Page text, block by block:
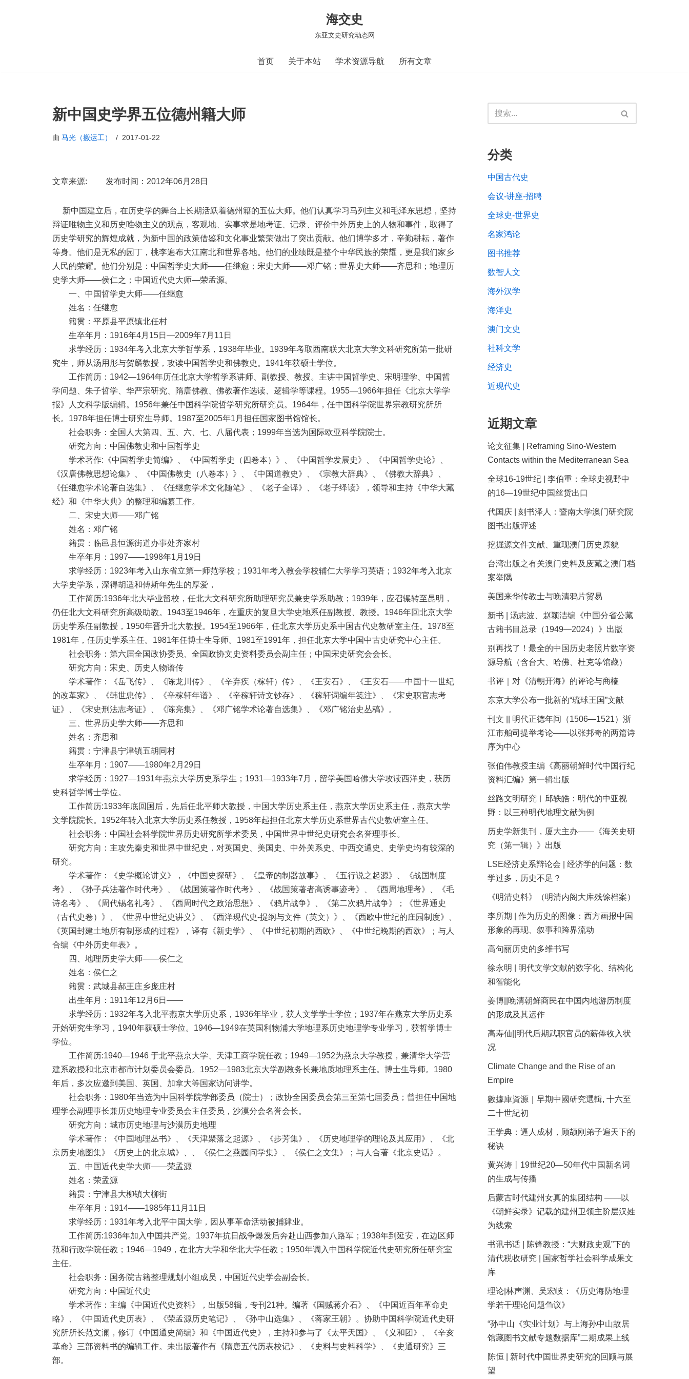
海交史
东亚文史研究动态网
首页 关于本站 学术资源导航 所有文章
新中国史学界五位德州籍大师
由 马光（搬运工） 2017-01-22
文章来源: 发布时间：2012年06月28日
新中国建立后，在历史学的舞台上长期活跃着德州籍的五位大师。他们认真学习马列主义和毛泽东思想，坚持
辩证唯物主义和历史唯物主义的观点，客观地、实事求是地考证、记录、评价中外历史上的人物和事件，取得了
历史学研究的辉煌成就，为新中国的政策借鉴和文化事业繁荣做出了突出贡献。他们博学多才，辛勤耕耘，著作
等身。他们是无私的园丁，桃李遍布大江南北和世界各地。他们的业绩既是整个中华民族的荣耀，更是我们家乡
人民的荣耀。他们分别是：中国哲学史大师——任继愈；宋史大师——邓广铭；世界史大师——齐思和；地理历
史学大师——侯仁之；中国近代史大师—荣孟源。
一、中国哲学史大师——任继愈
姓名：任继愈
籍贯：平原县平原镇北任村
生卒年月：1916年4月15日—2009年7月11日
求学经历：1934年考入北京大学哲学系，1938年毕业。1939年考取西南联大北京大学文科研究所第一批研
究生，师从汤用彤与贺麟教授，攻读中国哲学史和佛教史。1941年获硕士学位。
工作简历：1942—1964年历任北京大学哲学系讲师、副教授、教授。主讲中国哲学史、宋明理学、中国哲
学问题、朱子哲学、华严宗研究、隋唐佛教、佛教著作选读、逻辑学等课程。1955—1966年担任《北京大学学
报》人文科学版编辑。1956年兼任中国科学院哲学研究所研究员。1964年，任中国科学院世界宗教研究所所
长。1978年担任博士研究生导师。1987至2005年1月担任国家图书馆馆长。
社会职务：全国人大第四、五、六、七、八届代表；1999年当选为国际欧亚科学院院士。
研究方向：中国佛教史和中国哲学史
学术著作:《中国哲学史简编》、《中国哲学史（四卷本）》、《中国哲学发展史》、《中国哲学史论》、
《汉唐佛教思想论集》、《中国佛教史（八卷本）》、《中国道教史》、《宗教大辞典》、《佛教大辞典》、
《任继愈学术论著自选集》、《任继愈学术文化随笔》、《老子全译》、《老子绎读》，领导和主持《中华大藏
经》和《中华大典》的整理和编纂工作。
二、宋史大师——邓广铭
姓名：邓广铭
籍贯：临邑县恒源街道办事处齐家村
生卒年月：1997——1998年1月19日
求学经历：1923年考入山东省立第一师范学校；1931年考入教会学校辅仁大学学习英语；1932年考入北京
大学史学系，深得胡适和傅斯年先生的厚爱，
工作简历:1936年北大毕业留校，任北大文科研究所助理研究员兼史学系助教；1939年，应召辗转至昆明，
仍任北大文科研究所高级助教。1943至1946年，在重庆的复旦大学史地系任副教授、教授。1946年回北京大学
历史学系任副教授，1950年晋升北大教授。1954至1966年，任北京大学历史系中国古代史教研室主任。1978至
1981年，任历史学系主任。1981年任博士生导师。1981至1991年，担任北京大学中国中古史研究中心主任。
社会职务：第六届全国政协委员、全国政协文史资料委员会副主任；中国宋史研究会会长。
研究方向：宋史、历史人物谱传
学术著作：《岳飞传》、《陈龙川传》、《辛弃疾（稼轩）传》、《王安石》、《王安石——中国十一世纪
的改革家》、《韩世忠传》、《辛稼轩年谱》、《辛稼轩诗文钞存》、《稼轩词编年笺注》、《宋史职官志考
证》、《宋史刑法志考证》、《陈亮集》、《邓广铭学术论著自选集》、《邓广铭治史丛稿》。
三、世界历史学大师——齐思和
姓名：齐思和
籍贯：宁津县宁津镇五胡同村
生卒年月：1907——1980年2月29日
求学经历：1927—1931年燕京大学历史系学生；1931—1933年7月，留学美国哈佛大学攻读西洋史，获历
史科哲学博士学位。
工作简历:1933年底回国后，先后任北平师大教授，中国大学历史系主任，燕京大学历史系主任，燕京大学
文学院院长。1952年转入北京大学历史系任教授，1958年起担任北京大学历史系世界古代史教研室主任。
社会职务：中国社会科学院世界历史研究所学术委员，中国世界中世纪史研究会名誉理事长。
研究方向：主攻先秦史和世界中世纪史，对英国史、美国史、中外关系史、中西交通史、史学史均有较深的
研究。
学术著作：《史学概论讲义》，《中国史探研》、《皇帝的制器故事》、《五行说之起源》、《战国制度
考》、《孙子兵法著作时代考》、《战国策著作时代考》、《战国策著者高诱事迹考》、《西周地理考》、《毛
诗名考》、《周代锡名礼考》、《西周时代之政治思想》、《鸦片战争》、《第二次鸦片战争》；《世界通史
（古代史卷）》、《世界中世纪史讲义》、《西洋现代史-提纲与文件（英文）》、《西欧中世纪的庄园制度》、
《英国封建土地所有制形成的过程》，译有《新史学》、《中世纪初期的西欧》、《中世纪晚期的西欧》；与人
合编《中外历史年表》。
四、地理历史学大师——侯仁之
姓名：侯仁之
籍贯：武城县郝王庄乡庞庄村
出生年月：1911年12月6日——
求学经历：1932年考入北平燕京大学历史系，1936年毕业，获人文学学士学位；1937年在燕京大学历史系
开始研究生学习，1940年获硕士学位。1946—1949在英国利物浦大学地理系历史地理学专业学习，获哲学博士
学位。
工作简历:1940—1946 于北平燕京大学、天津工商学院任教；1949—1952为燕京大学教授，兼清华大学营
建系教授和北京市都市计划委员会委员。1952—1983北京大学副教务长兼地质地理系主任。博士生导师。1980
年后，多次应邀到美国、英国、加拿大等国家访问讲学。
社会职务：1980年当选为中国科学院学部委员（院士）；政协全国委员会第三至第七届委员；曾担任中国地
理学会副理事长兼历史地理专业委员会主任委员，沙漠分会名誉会长。
研究方向：城市历史地理与沙漠历史地理
学术著作：《中国地理丛书》、《天津聚落之起源》、《步芳集》、《历史地理学的理论及其应用》、《北
京历史地图集》《历史上的北京城》、、《侯仁之燕园问学集》、《侯仁之文集》；与人合著《北京史话》。
五、中国近代史学大师——荣孟源
姓名：荣孟源
籍贯：宁津县大柳镇大柳街
生卒年月：1914——1985年11月11日
求学经历：1931年考入北平中国大学，因从事革命活动被捕肄业。
工作简历:1936年加入中国共产党。1937年抗日战争爆发后奔赴山西参加八路军；1938年到延安，在边区师
范和行政学院任教；1946—1949，在北方大学和华北大学任教；1950年调入中国科学院近代史研究所任研究室
主任。
社会职务：国务院古籍整理规划小组成员，中国近代史学会副会长。
研究方向：中国近代史
学术著作：主编《中国近代史资料》，出版58辑，专刊21种。编著《国贼蒋介石》、《中国近百年革命史
略》、《中国近代史历表》、《荣孟源历史笔记》、《孙中山选集》、《蒋家王朝》。协助中国科学院近代史研
究所所长范文澜，修订《中国通史简编》和《中国近代史》，主持和参与了《太平天国》、《义和团》、《辛亥
革命》三部资料书的编辑工作。未出版著作有《隋唐五代历表校记》、《史料与史料科学》、《史通研究》三
部。
分类
中国古代史
会议-讲座-招聘
全球史-世界史
名家鸿论
图书推荐
数智人文
海外汉学
海洋史
澳门文史
社科文学
经济史
近现代史
近期文章
论文征集 | Reframing Sino-Western
Contacts within the Mediterranean Sea
全球16-19世纪 | 李伯重：全球史视野中
的16—19世纪中国丝货出口
代国庆 | 刻书泽人：暨南大学澳门研究院
图书出版评述
挖掘源文件文献、重现澳门历史原貌
台湾出版之有关澳门史料及庋藏之澳门档
案举隅
美国来华传教士与晚清鸦片贸易
新书 | 汤志波、赵颖洁编《中国分省公藏
古籍书目总录（1949—2024）》出版
别再找了！最全的中国历史老照片数字资
源导航（含台大、哈佛、杜克等馆藏）
书评｜对《清朝开海》的评论与商榷
东京大学公布一批新的“琉球王国”文献
刊文 || 明代正德年间（1506—1521）浙
江市舶司提举考论——以张邦奇的两篇诗
序为中心
张伯伟教授主编《高丽朝鲜时代中国行纪
资料汇编》第一辑出版
丝路文明研究︱邱轶皓：明代的中亚视
野：以三种明代地理文献为例
历史学新集刊，厦大主办——《海关史研
究（第一辑）》出版
LSE经济史系辩论会 | 经济学的问题：数
学过多，历史不足？
《明清史料》（明清内阁大库残馀档案）
李所期 | 作为历史的图像：西方画报中国
形象的再现、叙事和跨界流动
高句丽历史的多维书写
徐永明 | 明代文学文献的数字化、结构化
和智能化
姜博||晚清朝鲜商民在中国内地游历制度
的形成及其运作
高寿仙||明代后期武职官员的薪俸收入状
况
Climate Change and the Rise of an
Empire
數據庫資源｜早期中國研究選輯, 十六至
二十世紀初
王学典：逼人成材，顾颉刚弟子遍天下的
秘诀
黄兴涛丨19世纪20—50年代中国新名词
的生成与传播
后蒙古时代建州女真的集团结构 ——以
《朝鲜实录》记载的建州卫领主阶层汉姓
为线索
书讯书话 | 陈锋教授：“大财政史观”下的
清代税收研究 | 国家哲学社会科学成果文
库
理论|林声渊、吴宏岐：《历史海防地理
学若干理论问题刍议》
“孙中山《实业计划》与上海孙中山故居
馆藏图书文献专题数据库”二期成果上线
陈恒 | 新时代中国世界史研究的回顾与展
望